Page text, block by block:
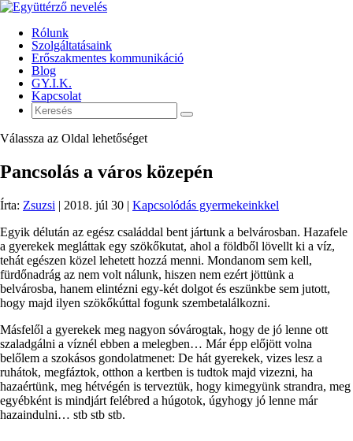
Rólunk
Szolgáltatásaink
Erőszakmentes kommunikáció
Blog
GY.I.K.
Kapcsolat
Válassza az Oldal lehetőséget
Pancsolás a város közepén
Írta: Zsuzsi | 2018. júl 30 | Kapcsolódás gyermekeinkkel
Egyik délután az egész családdal bent jártunk a belvárosban. Hazafele
a gyerekek megláttak egy szökőkutat, ahol a földből lövellt ki a víz,
tehát egészen közel lehetett hozzá menni. Mondanom sem kell,
fürdőnadrág az nem volt nálunk, hiszen nem ezért jöttünk a
belvárosba, hanem elintézni egy-két dolgot és eszünkbe sem jutott,
hogy majd ilyen szökőkúttal fogunk szembetalálkozni.
Másfelől a gyerekek meg nagyon sóvárogtak, hogy de jó lenne ott
szaladgálni a víznél ebben a melegben… Már épp előjött volna
belőlem a szokásos gondolatmenet: De hát gyerekek, vizes lesz a
ruhátok, megfáztok, otthon a kertben is tudtok majd vizezni, ha
hazaértünk, meg hétvégén is terveztük, hogy kimegyünk strandra, meg
egyébként is mindjárt felébred a húgotok, úgyhogy jó lenne már
hazaindulni… stb stb stb.